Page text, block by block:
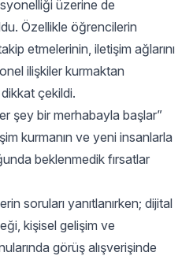
üzerine de
Özellikle öğrencilerin
etmelerinin, iletişim ağlarını
ilişkiler kurmaktan
çekildi.
şey bir merhabayla başlar”
kurmanın ve yeni insanlarla
beklenmedik fırsatlar
soruları yanıtlanırken; dijital
kişisel gelişim ve
görüş alışverişinde